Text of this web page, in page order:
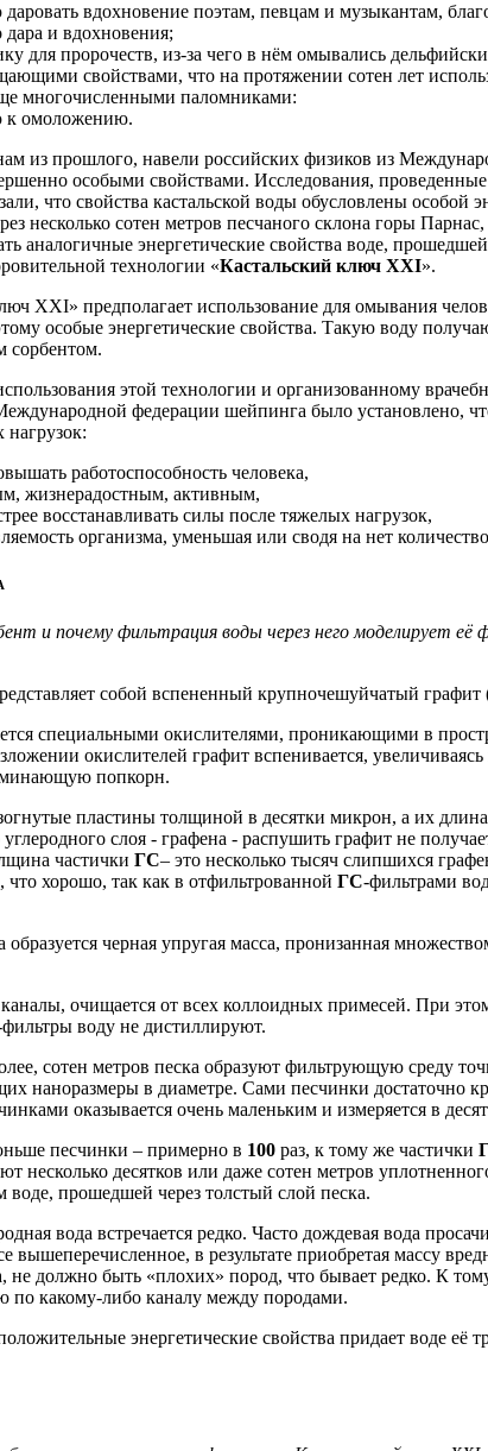
даровать вдохновение поэтам, певцам и музыкантам,
дара и вдохновения;
для пророчеств, из-за чего в нём омывались
свойствами, что на протяжении сотен лет
многочисленными паломниками:
к омоложению.
из прошлого, навели российских физиков из
особыми свойствами. Исследования,
что свойства кастальской воды обусловлены особой
несколько сотен метров песчаного склона горы
аналогичные энергетические свойства воде,
технологии «Кастальский ключ XXI».
XXI» предполагает использование для омывания
особые энергетические свойства. Такую воду
сорбентом.
этой технологии и организованному
федерации шейпинга было установлено,
работоспособность человека,
жизнерадостным, активным,
восстанавливать силы после тяжелых нагрузок,
организма, уменьшая или сводя на нет
и почему фильтрация воды через него моделирует её
собой вспененный крупночешуйчатый графит
специальными окислителями, проникающими в
окислителей графит вспенивается, увеличиваясь
попкорн.
пластины толщиной в десятки микрон, а их
слоя - графена - распушить графит не
частички ГС– это несколько тысяч слипшихся
хорошо, так как в отфильтрованной ГС-фильтрами
образуется черная упругая масса, пронизанная
очищается от всех коллоидных примесей. При
воду не дистиллируют.
сотен метров песка образуют фильтрующую среду
наноразмеры в диаметре. Сами песчинки достаточно
оказывается очень маленьким и измеряется в
песчинки – примерно в 100 раз, к тому же частички
несколько десятков или даже сотен метров
воде, прошедшей через толстый слой песка.
вода встречается редко. Часто дождевая вода
вышеперечисленное, в результате приобретая массу
не должно быть «плохих» пород, что бывает редко. К
по какому-либо каналу между породами.
энергетические свойства придает воде её